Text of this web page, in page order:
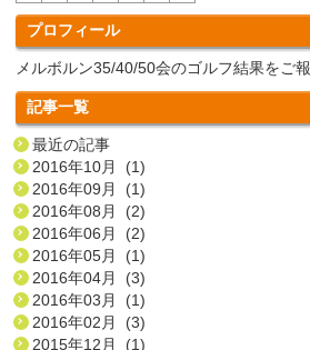
プロフィール
メルボルン35/40/50会のゴルフ結果をご報
記事一覧
最近の記事
2016年10月 (1)
2016年09月 (1)
2016年08月 (2)
2016年06月 (2)
2016年05月 (1)
2016年04月 (3)
2016年03月 (1)
2016年02月 (3)
2015年12月 (1)